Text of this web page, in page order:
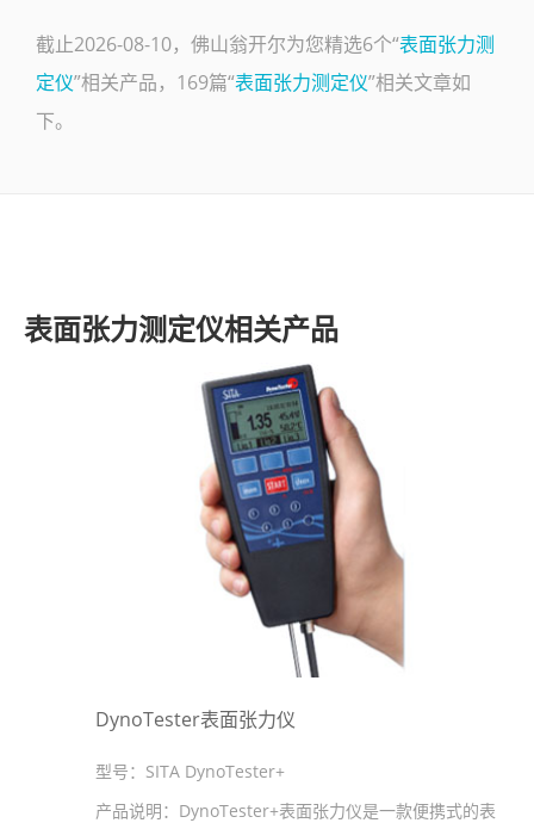
技术论文
免费测试
截止2026-08-10，佛山翁开尔为您精选6个“表面张力测
定仪”相关产品，169篇“表面张力测定仪”相关文章如
下。
表面张力测定仪相关产品
DynoTester表面张力仪
型号： SITA DynoTester+
产品说明： DynoTester+表面张力仪是一款便携式的表